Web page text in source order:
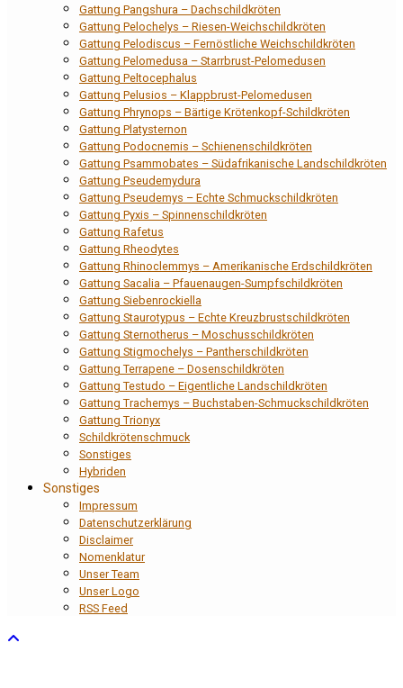
Gattung Pangshura – Dachschildkröten
Gattung Pelochelys – Riesen-Weichschildkröten
Gattung Pelodiscus – Fernöstliche Weichschildkröten
Gattung Pelomedusa – Starrbrust-Pelomedusen
Gattung Peltocephalus
Gattung Pelusios – Klappbrust-Pelomedusen
Gattung Phrynops – Bärtige Krötenkopf-Schildkröten
Gattung Platysternon
Gattung Podocnemis – Schienenschildkröten
Gattung Psammobates – Südafrikanische Landschildkröten
Gattung Pseudemydura
Gattung Pseudemys – Echte Schmuckschildkröten
Gattung Pyxis – Spinnenschildkröten
Gattung Rafetus
Gattung Rheodytes
Gattung Rhinoclemmys – Amerikanische Erdschildkröten
Gattung Sacalia – Pfauenaugen-Sumpfschildkröten
Gattung Siebenrockiella
Gattung Staurotypus – Echte Kreuzbrustschildkröten
Gattung Sternotherus – Moschusschildkröten
Gattung Stigmochelys – Pantherschildkröten
Gattung Terrapene – Dosenschildkröten
Gattung Testudo – Eigentliche Landschildkröten
Gattung Trachemys – Buchstaben-Schmuckschildkröten
Gattung Trionyx
Schildkrötenschmuck
Sonstiges
Hybriden
Sonstiges
Impressum
Datenschutzerklärung
Disclaimer
Nomenklatur
Unser Team
Unser Logo
RSS Feed